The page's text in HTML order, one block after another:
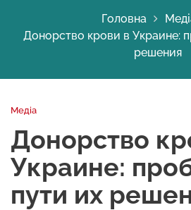
Головна
Донорство крови в Украине:
решения
Медіа
Донорство
Украине:
пути их